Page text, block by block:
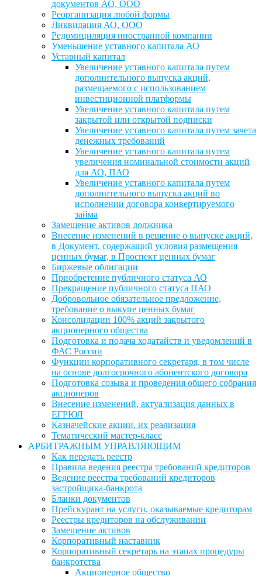
документов АО, ООО
Реорганизация любой формы
Ликвидация АО, ООО
Редомициляция иностранной компании
Уменьшение уставного капитала АО
Уставный капитал
Увеличение уставного капитала путем
дополнительного выпуска акций,
размещаемого с использованием
инвестиционной платформы
Увеличение уставного капитала путем
закрытой или открытой подписки
Увеличение уставного капитала путем зачета
денежных требований
Увеличение уставного капитала путем
увеличения номинальной стоимости акций
для АО, ПАО
Увеличение уставного капитала путем
дополнительного выпуска акций во
исполнении договора конвертируемого
займа
Замещение активов должника
Внесение изменений в решение о выпуске акций,
в Документ, содержащий условия размещения
ценных бумаг, в Проспект ценных бумаг
Биржевые облигации
Приобретение публичного статуса АО
Прекращение публичного статуса ПАО
Добровольное обязательное предложение,
требование о выкупе ценных бумаг
Консолидации 100% акций закрытого
акционерного общества
Подготовка и подача ходатайств и уведомлений в
ФАС России
Функции корпоративного секретаря, в том числе
на основе долгосрочного абонентского договора
Подготовка созыва и проведения общего собрания
акционеров
Внесение изменений, актуализация данных в
ЕГРЮЛ
Казначейские акции, их реализация
Тематический мастер-класс
АРБИТРАЖНЫМ УПРАВЛЯЮЩИМ
Как передать реестр
Правила ведения реестра требований кредиторов
Ведение реестра требований кредиторов
застройщика-банкрота
Бланки документов
Прейскурант на услуги, оказываемые кредиторам
Реестры кредиторов на обслуживании
Замещение активов
Корпоративный наставник
Корпоративный секретарь на этапах процедуры
банкротства
Акционерное общество